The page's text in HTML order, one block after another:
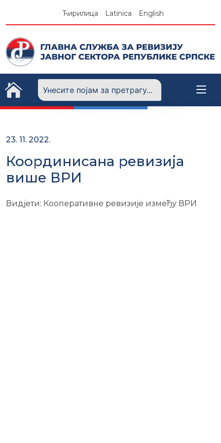
Ћирилица Latinica English
23. 11. 2022.
Координисана ревизија
више ВРИ
Видјети: Кооперативне ревизије између ВРИ